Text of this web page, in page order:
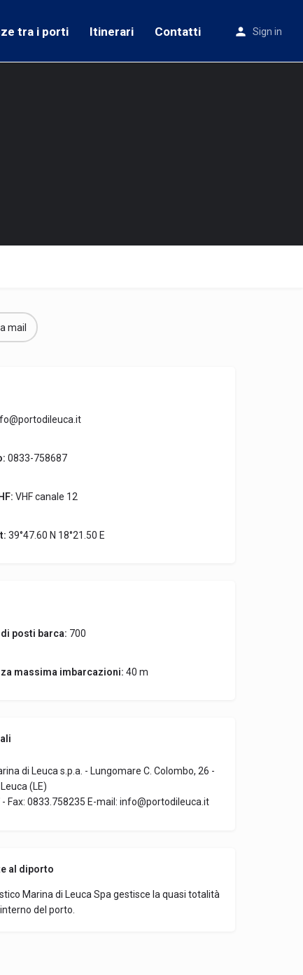
tra i porti Itinerari Contatti Sign in
mail
0833-758687
VHF canale 12
39°47.60 N 18°21.50 E
posti barca: 700
massima imbarcazioni: 40 m
di Leuca s.p.a. - Lungomare C. Colombo, 26 -
(LE)
Fax: 0833.758235 E-mail: info@portodileuca.it
al diporto
Marina di Leuca Spa gestisce la quasi totalità
del porto.